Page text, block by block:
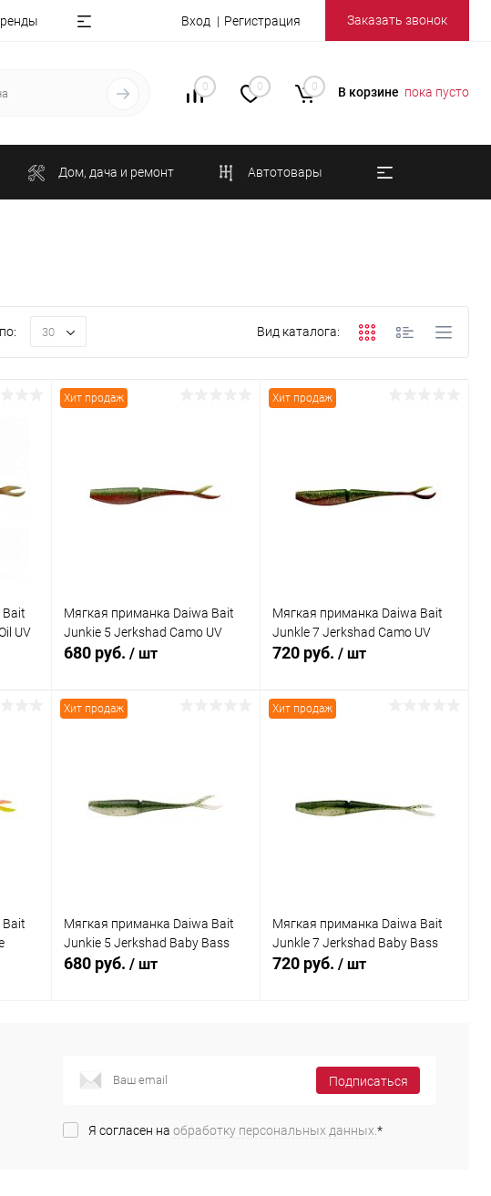
Вход Регистрация Заказать звонок
0 0 0 В корзине пока пусто
Дом, дача и ремонт Автотовары
30 Вид каталога:
UV
Хит продаж
Мягкая приманка Daiwa Bait
Junkie 5 Jerkshad Camo UV
680 руб. / шт
Хит продаж
Мягкая приманка Daiwa Bait
Junkle 7 Jerkshad Camo UV
720 руб. / шт
Хит продаж
Мягкая приманка Daiwa Bait
Junkie 5 Jerkshad Baby Bass
680 руб. / шт
Купить в 1
В избранное В наличии
Хит продаж
Мягкая приманка Daiwa Bait
Junkle 7 Jerkshad Baby Bass
720 руб. / шт
Купить в 1
Сравнение
В избранное
Подписаться
Я согласен на обработку персональных данных. *